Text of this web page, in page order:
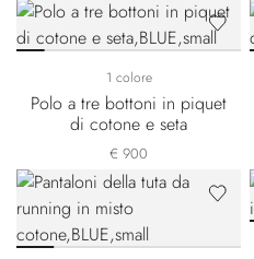
1 colore
Polo a tre bottoni in piquet
di cotone e seta
€ 900